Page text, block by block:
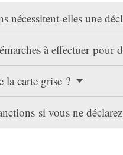
nécessitent-elles une
à effectuer pour
la carte grise ?
si vous ne